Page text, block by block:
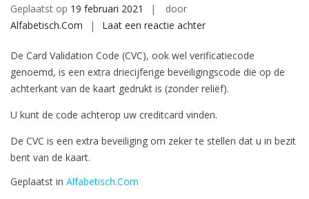
Geplaatst op 19 februari 2021
door
Alfabetisch.Com
Laat een reactie achterop
is
CVC
(Card
De Card Validation Code (CVC), ook wel verificatiecode
genoemd, is een extra driecijferige beveiligingscode die op de
achterkant van de kaart gedrukt is (zonder reliëf).
U kunt de code achterop uw creditcard vinden.
De CVC is een extra beveiliging om zeker te stellen dat u in bezit
bent van de kaart.
Geplaatst in Alfabetisch.Com